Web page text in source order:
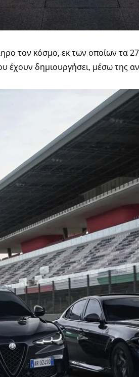
τον κόσμο, εκ των οποίων τα
έχουν δημιουργήσει, μέσω της